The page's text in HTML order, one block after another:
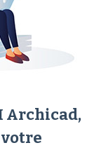
Archicad,